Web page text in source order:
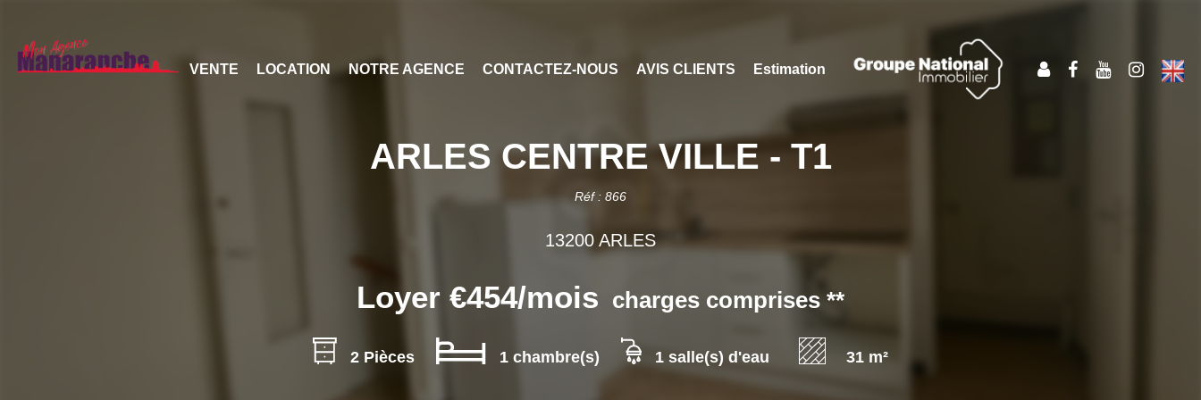
VENTE LOCATION NOTRE AGENCE CONTACTEZ-NOUS AVIS CLIENTS Estimation
ARLES CENTRE VILLE - T1
Réf : 866
13200 ARLES
Loyer €454/mois charges comprises **
2 Pièces 1 chambre(s) 1 salle(s) d'eau 31 m²